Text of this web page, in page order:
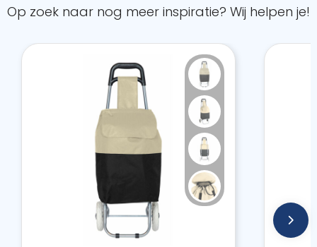
Op zoek naar nog meer inspiratie? Wij helpen je!